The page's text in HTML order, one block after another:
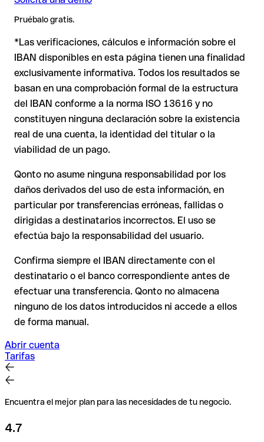
GBP) pueden aplicarse comisiones de cambio adicionales.
Consulta previamente las condiciones vigentes con Standard
Chartered Bank.
❌ Que el titular indicado sea el correcto
Por qué es relevante: Un IBAN puede superar todos los
controles matemáticos y no corresponder a ninguna cuenta
real (por ejemplo, si se han transpuesto dígitos y la
combinación resultante es formalmente válida).
Recomendación
: Pide al destinatario que te confirme el IBAN
o con importes elevados. La existencia de una cuenta solo
puede verificarla el propio Standard Chartered Bank o
mediante una transferencia de prueba.
genera otra combinación formalmente válida, la transferencia
se ejecuta hacia una cuenta ajena. En ese caso:
El banco receptor está obligado a colaborar en la
recuperación de los fondos.
Tu entidad puede iniciar un proceso de reclamación a
petición tuya.
La devolución no está asegurada, especialmente si el
destinatario ya ha retirado el dinero.
En transferencias internacionales fuera del espacio SEPA, la
recuperación es considerablemente más compleja y conlleva
comisiones .
Recomendación: Verifica cada IBAN antes de una
transferencia con nuestro IBAN Checker gratuito y, en caso
de duda, confírmalo directamente con el destinatario. Esta
precaución es especialmente importante con importes
elevados o nuevas relaciones comerciales.
Pruébalo gratis.
*Las verificaciones, cálculos e información sobre el
IBAN disponibles en esta página tienen una finalidad
exclusivamente informativa. Todos los resultados se
basan en una comprobación formal de la estructura
del IBAN conforme a la norma ISO 13616 y no
constituyen ninguna declaración sobre la existencia
real de una cuenta, la identidad del titular o la
viabilidad de un pago.
Qonto no asume ninguna responsabilidad por los
daños derivados del uso de esta información, en
particular por transferencias erróneas, fallidas o
dirigidas a destinatarios incorrectos. El uso se
efectúa bajo la responsabilidad del usuario.
Confirma siempre el IBAN directamente con el
destinatario o el banco correspondiente antes de
efectuar una transferencia. Qonto no almacena
ninguno de los datos introducidos ni accede a ellos
de forma manual.
Abrir cuenta
Tarifas
Encuentra el mejor plan para las necesidades de tu negocio.
4.7